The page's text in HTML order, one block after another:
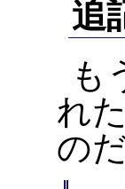
追
も
れ
の